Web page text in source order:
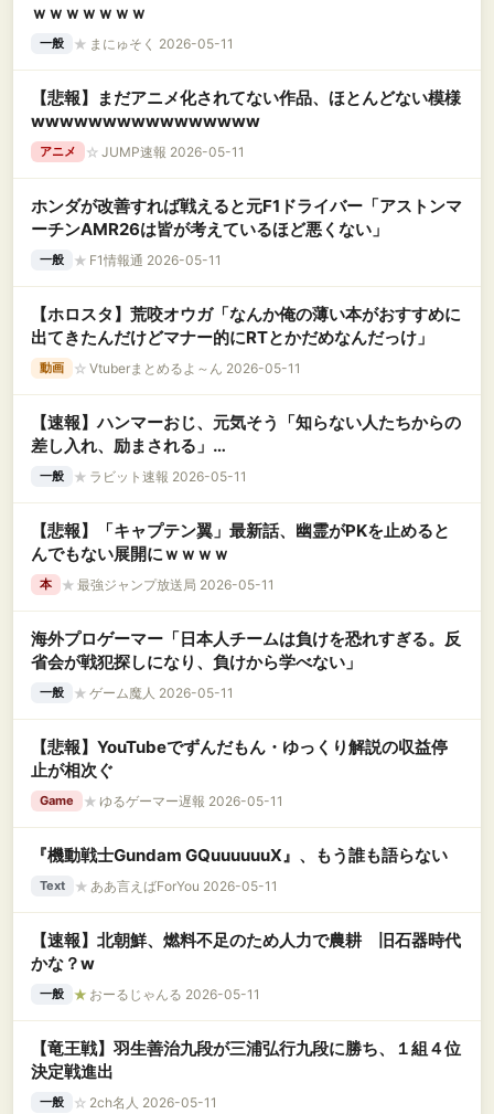
ｗｗｗｗｗｗｗ
一般 ★ まにゅそく 2026-05-11
【悲報】まだアニメ化されてない作品、ほとんどない模様
wwwwwwwwwwwwwwww
アニメ ☆ JUMP速報 2026-05-11
ホンダが改善すれば戦えると元F1ドライバー「アストンマ
ーチンAMR26は皆が考えているほど悪くない」
一般 ★ F1情報通 2026-05-11
【ホロスタ】荒咬オウガ「なんか俺の薄い本がおすすめに
出てきたんだけどマナー的にRTとかだめなんだっけ」
動画 ☆ Vtuberまとめるよ～ん 2026-05-11
【速報】ハンマーおじ、元気そう「知らない人たちからの
差し入れ、励まされる」
WWWWWWWWWWWWWWWWW
一般 ★ ラビット速報 2026-05-11
【悲報】「キャプテン翼」最新話、幽霊がPKを止めると
んでもない展開にｗｗｗｗ
本 ★ 最強ジャンプ放送局 2026-05-11
海外プロゲーマー「日本人チームは負けを恐れすぎる。反
省会が戦犯探しになり、負けから学べない」
一般 ★ ゲーム魔人 2026-05-11
【悲報】YouTubeでずんだもん・ゆっくり解説の収益停
止が相次ぐ
Game ★ ゆるゲーマー遅報 2026-05-11
『機動戦士Gundam GQuuuuuuX』、もう誰も語らない
Text ★ ああ言えばForYou 2026-05-11
【速報】北朝鮮、燃料不足のため人力で農耕 旧石器時代
かな？w
一般 ★ おーるじゃんる 2026-05-11
【竜王戦】羽生善治九段が三浦弘行九段に勝ち、１組４位
決定戦進出
一般 ☆ 2ch名人 2026-05-11